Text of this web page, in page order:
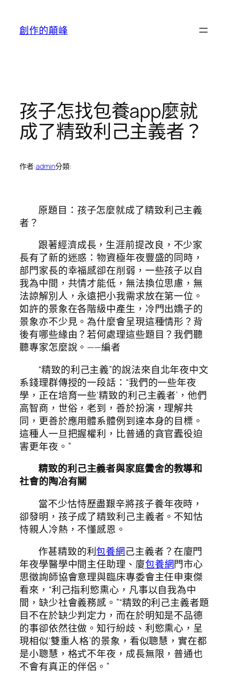
創作的顛峰
孩子怎找包養app麼就
成了精致利己主義者？
作者:admin分類:
原題目：孩子怎麼就成了精致利己主義
者？
跟著經濟成長，生涯前提改良，不少家
長有了新的迷惑：物資極年夜豐盛的同時，
部門家長的幸福感卻在削弱，一些孩子以自
我為中間，共情才能低，無法換位思慮，無
法諒解別人，永遠把小我需求放在第一位。
如許的景象在各階級中產生，冷門出嬌子的
景象亦不少見。為什麼會呈現這種情形？背
後有哪些緣由？若何處理這些題目？我們聽
聽專家怎麼說。——編者
“精致的利己主義”的說法來自北年夜中文
系錢理群傳授的一段話：“我們的一些年夜
學，正在培育一些‘精致的利己主義者’，他們
高智商，世俗，老到，善於扮演，理解共
同，更善於應用體系體例到達本身的目標。
這種人一旦把握權利，比普通的貪官蠹役迫
害更年夜。”
精致的利己主義者與家庭黌舍的教導和
社會的陶冶有關
當不少怙恃歷盡艱辛將孩子養年夜時，
卻發明，孩子成了精致利己主義者。不知怙
恃親人冷熱，不懂感恩。
作甚精致的利包養網己主義者？在廈門
年夜學醫學中間主任助理、廈包養網門市心
思徵詢師協會意理與臨床專委會主任申東傑
看來，“利己指利慾熏心，凡事以自我為中
間，缺少社會義務感。”“精致的利己主義者題
目不在於缺少判定力，而在於明知是不品德
的事卻依然往做。知行紛歧、利慾熏心，呈
現相似‘雙重人格’的景象，看似聰慧，實在都
是小聰慧，格式不年夜，成長無限，普通也
不會有真正的伴侶。”